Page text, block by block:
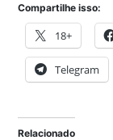
Compartilhe isso:
18+
Telegram
Relacionado